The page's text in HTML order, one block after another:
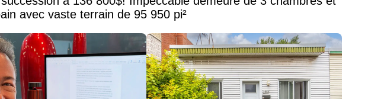
avec vaste terrain de 95 950 pi²